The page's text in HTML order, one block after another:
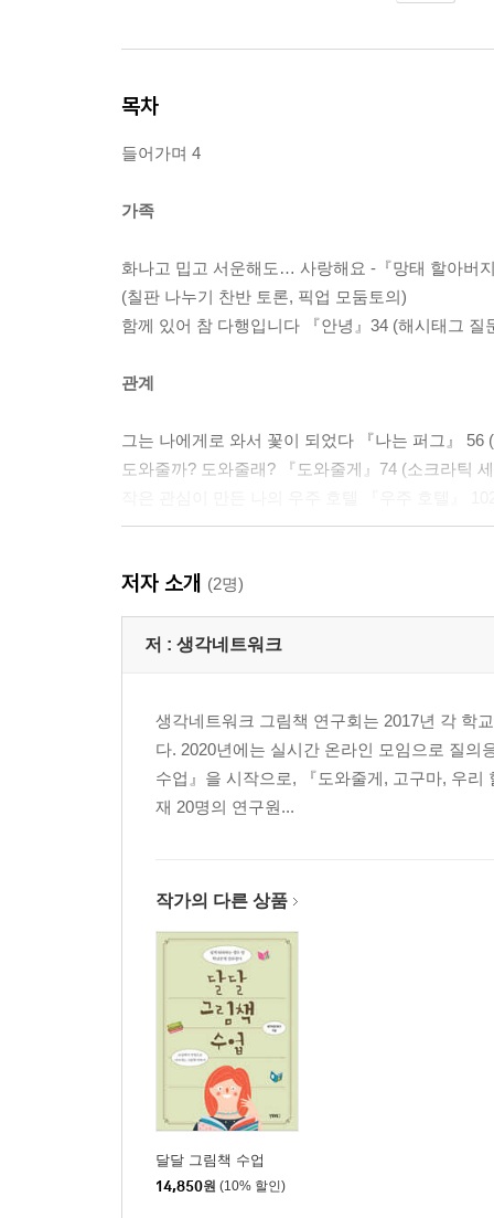
목차
들어가며 4
가족
화나고 밉고 서운해도… 사랑해요 -『망태 할아버
(칠판 나누기 찬반 토론, 픽업 모둠토의)
함께 있어 참 다행입니다 『안녕』34 (해시태그 질
관계
그는 나에게로 와서 꽃이 되었다 『나는 퍼그』 56
도와줄까? 도와줄래? 『도와줄게』74 (소크라틱
너에게 닿기를 『검은 강아지』126 (도란도란 질문)
여러분이라면, 어떤 선택을 하시겠습니까? 『야쿠
(책 속 증거기반 찬반 토론, 해시태그 질문)
어머어마하게 멋진 너의 가치는? 『샘과 데이브
지구에서 지금 무슨 일이 일어나고 있을까요? 『
(입장 토론, 키워드 생각 나누기)
행복해지는 꿈을 꿔도 되겠습니까? 『돼지 이야기
내 곁에 그냥 ‘그대로’ 있어 주세요 『찬이가 가르
우리들의 특별한 하루 『동생을 데리고 미술관에
(두 마음 토론, 키워드 질문법)
부록 ‘의미 있는 활동! 배움 성찰, 생각 정리로 이어
저자 소개 (2명)
저 : 생각네트워크
생각네트워크 그림책 연구회는 2017년 각 학
다. 2020년에는 실시간 온라인 모임으로 질의
수업』을 시작으로, 『도와줄게, 고구마, 우
재 20명의 연구원...
작가의 다른 상품
달달 그림책 수업
14,850원 (10% 할인)